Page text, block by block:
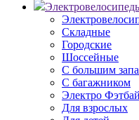
Складные
Городские
Шоссейные
С большим
С багажником
Электро
Для взрослых